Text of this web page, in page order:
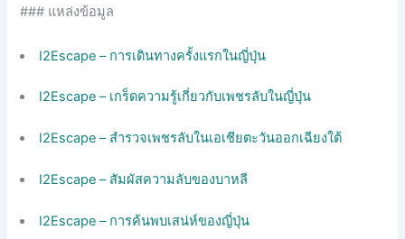
### แหล่งข้อมูล
I2Escape – การเดินทางครั้งแรกในญี่ปุ่น
I2Escape – เกร็ดความรู้เกี่ยวกับเพชรลับในญี่ปุ่น
I2Escape – สำรวจเพชรลับในเอเชียตะวันออกเฉียงใต้
I2Escape – สัมผัสความลับของบาหลี
I2Escape – การค้นพบเสน่ห์ของญี่ปุ่น